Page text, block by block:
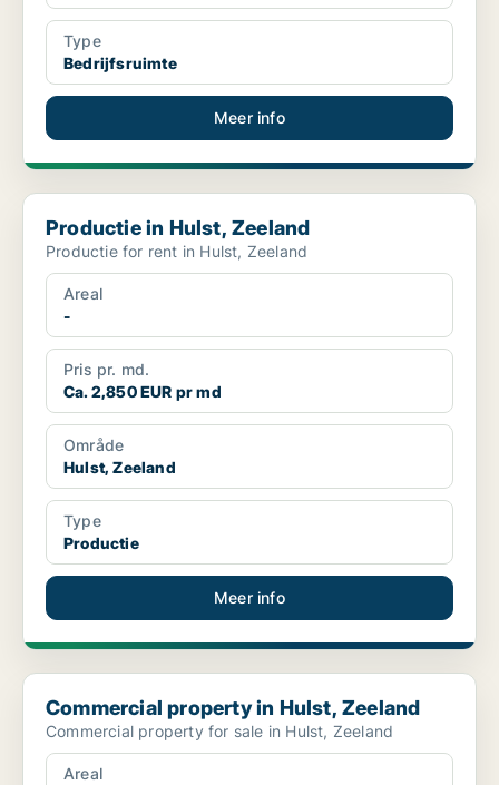
Type
Bedrijfsruimte
Meer info
Productie in Hulst, Zeeland
Productie in Hulst, Zeeland
Productie for rent in Hulst, Zeeland
Areal
-
Pris pr. md.
Ca. 2,850 EUR pr md
Område
Hulst, Zeeland
Type
Productie
Meer info
Commercial property in Hulst, Zeeland
Commercial property in Hulst, Zeeland
Commercial property for sale in Hulst, Zeeland
Areal